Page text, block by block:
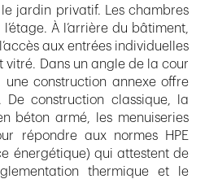
jardin privatif. Les chambres
À l’arrière du bâtiment,
aux entrées individuelles
vitré. Dans un angle de la cour
construction annexe offre
construction classique, la
béton armé, les menuiseries
répondre aux normes HPE
énergétique) qui attestent de
thermique et le